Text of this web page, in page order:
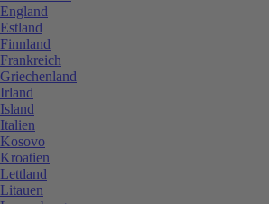
England
Estland
Finnland
Frankreich
Griechenland
Irland
Island
Italien
Kosovo
Kroatien
Lettland
Litauen